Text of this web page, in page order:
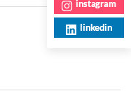
instagram
linkedin